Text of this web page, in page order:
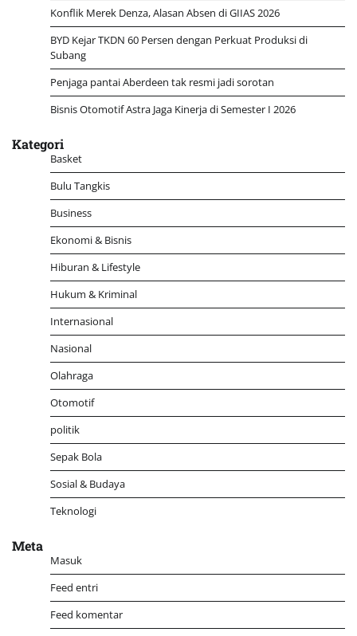
Konflik Merek Denza, Alasan Absen di GIIAS 2026
BYD Kejar TKDN 60 Persen dengan Perkuat Produksi di
Subang
Penjaga pantai Aberdeen tak resmi jadi sorotan
Bisnis Otomotif Astra Jaga Kinerja di Semester I 2026
Kategori
Basket
Bulu Tangkis
Business
Ekonomi & Bisnis
Hiburan & Lifestyle
Hukum & Kriminal
Internasional
Nasional
Olahraga
Otomotif
politik
Sepak Bola
Sosial & Budaya
Teknologi
Meta
Masuk
Feed entri
Feed komentar